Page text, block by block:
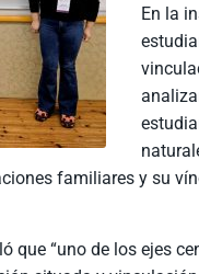
En la
familiares y su
que “uno de los ejes